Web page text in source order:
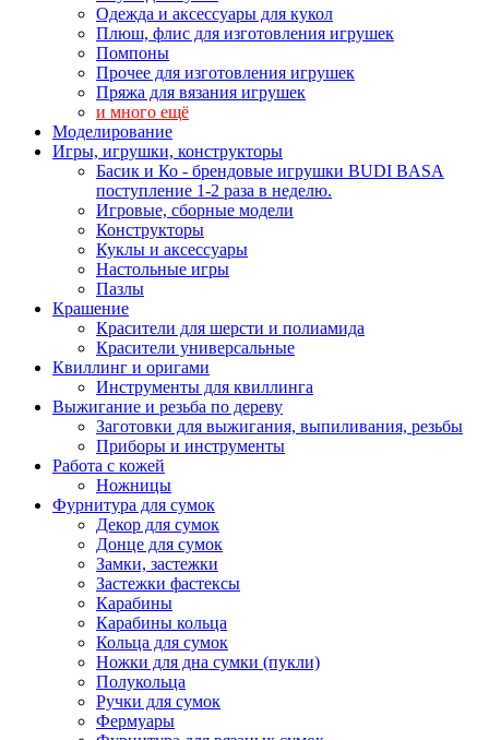
Одежда и аксессуары для кукол
Плюш, флис для изготовления игрушек
Помпоны
Прочее для изготовления игрушек
Пряжа для вязания игрушек
и много ещё
Моделирование
Игры, игрушки, конструкторы
Басик и Ко - брендовые игрушки BUDI BASA
поступление 1-2 раза в неделю.
Игровые, сборные модели
Конструкторы
Куклы и аксессуары
Настольные игры
Пазлы
Крашение
Красители для шерсти и полиамида
Красители универсальные
Квиллинг и оригами
Инструменты для квиллинга
Выжигание и резьба по дереву
Заготовки для выжигания, выпиливания, резьбы
Приборы и инструменты
Работа с кожей
Ножницы
Фурнитура для сумок
Декор для сумок
Донце для сумок
Замки, застежки
Застежки фастексы
Карабины
Карабины кольца
Кольца для сумок
Ножки для дна сумки (пукли)
Полукольца
Ручки для сумок
Фермуары